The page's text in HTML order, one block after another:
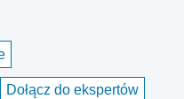
Dołącz do ekspertów